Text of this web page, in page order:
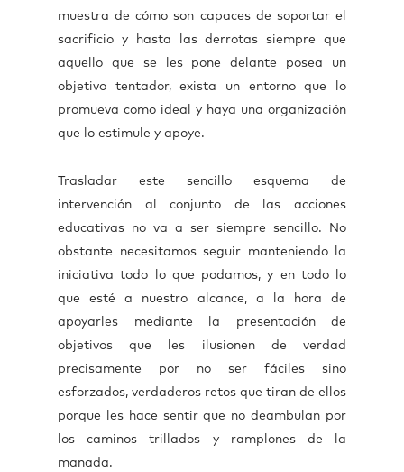
muestra de cómo son capaces de soportar el
sacrificio y hasta las derrotas siempre que
aquello que se les pone delante posea un
objetivo tentador, exista un entorno que lo
promueva como ideal y haya una organización
que lo estimule y apoye.
Trasladar este sencillo esquema de
intervención al conjunto de las acciones
educativas no va a ser siempre sencillo. No
obstante necesitamos seguir manteniendo la
iniciativa todo lo que podamos, y en todo lo
que esté a nuestro alcance, a la hora de
apoyarles mediante la presentación de
objetivos que les ilusionen de verdad
precisamente por no ser fáciles sino
esforzados, verdaderos retos que tiran de ellos
porque les hace sentir que no deambulan por
los caminos trillados y ramplones de la
manada.